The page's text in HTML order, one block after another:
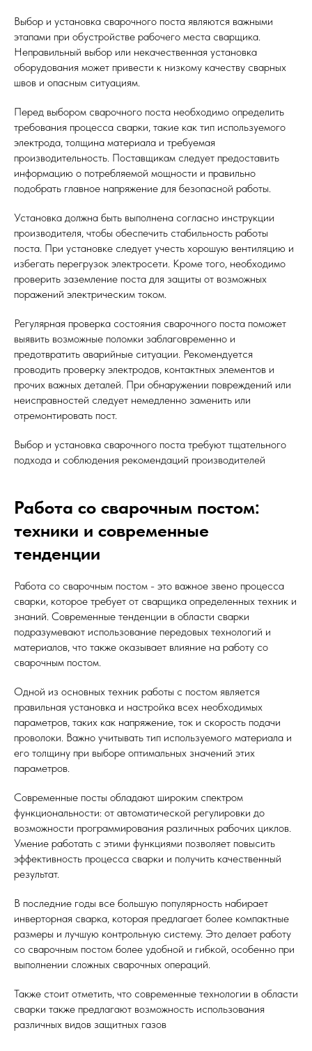
Выбор и установка сварочного поста являются важными
этапами при обустройстве рабочего места сварщика.
Неправильный выбор или некачественная установка
оборудования может привести к низкому качеству сварных
швов и опасным ситуациям.
Перед выбором сварочного поста необходимо определить
требования процесса сварки, такие как тип используемого
электрода, толщина материала и требуемая
производительность. Поставщикам следует предоставить
информацию о потребляемой мощности и правильно
подобрать главное напряжение для безопасной работы.
Установка должна быть выполнена согласно инструкции
производителя, чтобы обеспечить стабильность работы
поста. При установке следует учесть хорошую вентиляцию и
избегать перегрузок электросети. Кроме того, необходимо
проверить заземление поста для защиты от возможных
поражений электрическим током.
Регулярная проверка состояния сварочного поста поможет
выявить возможные поломки заблаговременно и
предотвратить аварийные ситуации. Рекомендуется
проводить проверку электродов, контактных элементов и
прочих важных деталей. При обнаружении повреждений или
неисправностей следует немедленно заменить или
отремонтировать пост.
Выбор и установка сварочного поста требуют тщательного
подхода и соблюдения рекомендаций производителей
Работа со сварочным постом:
техники и современные
тенденции
Работа со сварочным постом - это важное звено процесса
сварки, которое требует от сварщика определенных техник и
знаний. Современные тенденции в области сварки
подразумевают использование передовых технологий и
материалов, что также оказывает влияние на работу со
сварочным постом.
Одной из основных техник работы с постом является
правильная установка и настройка всех необходимых
параметров, таких как напряжение, ток и скорость подачи
проволоки. Важно учитывать тип используемого материала и
его толщину при выборе оптимальных значений этих
параметров.
Современные посты обладают широким спектром
функциональности: от автоматической регулировки до
возможности программирования различных рабочих циклов.
Умение работать с этими функциями позволяет повысить
эффективность процесса сварки и получить качественный
результат.
В последние годы все большую популярность набирает
инверторная сварка, которая предлагает более компактные
размеры и лучшую контрольную систему. Это делает работу
со сварочным постом более удобной и гибкой, особенно при
выполнении сложных сварочных операций.
Также стоит отметить, что современные технологии в области
сварки также предлагают возможность использования
различных видов защитных газов